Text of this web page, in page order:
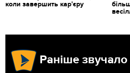
коли завершить кар'єру
Раніше звучало